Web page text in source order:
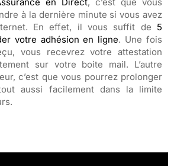
en Direct, c’est que vous
à la dernière minute si vous avez
En effet, il vous suffit de 5
votre adhésion en ligne. Une fois
vous recevrez votre attestation
sur votre boite mail. L’autre
c’est que vous pourrez prolonger
aussi facilement dans la limite